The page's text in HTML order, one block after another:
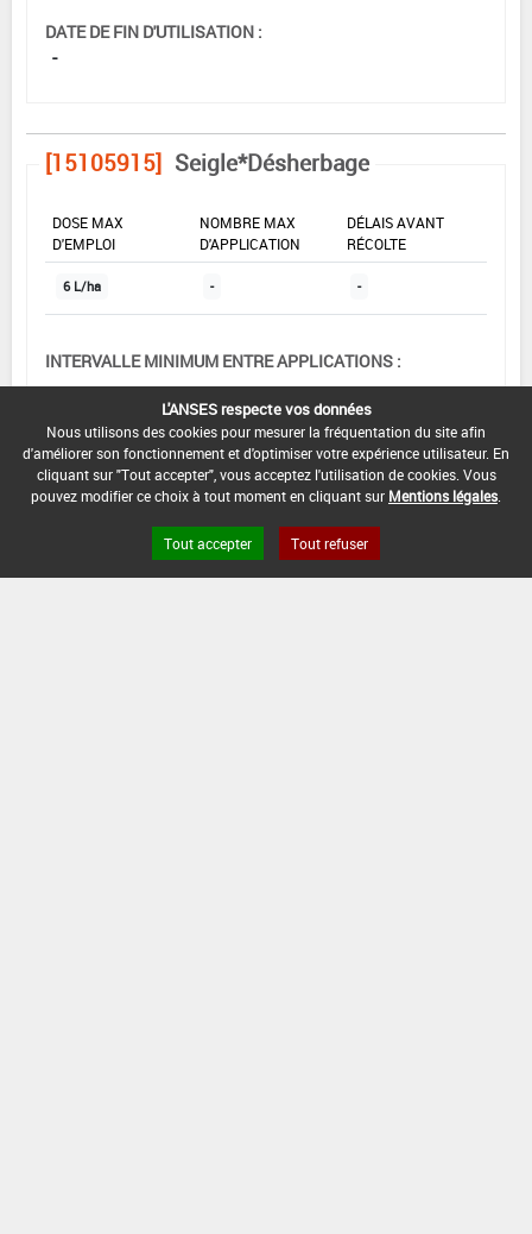
DATE DE FIN D'UTILISATION :
-
[15105915] Seigle*Désherbage
DOSE MAX
D'EMPLOI
NOMBRE MAX
D'APPLICATION
DÉLAIS AVANT
RÉCOLTE
6 L/ha - -
INTERVALLE MINIMUM ENTRE APPLICATIONS :
-
DATE DE RETRAIT DE L'USAGE :
01/11/1987
DATE DE FIN DE DISTRIBUTION :
L'ANSES respecte vos données
Nous utilisons des cookies pour mesurer la fréquentation du site afin
d'améliorer son fonctionnement et d'optimiser votre expérience utilisateur. En
cliquant sur "Tout accepter", vous acceptez l'utilisation de cookies. Vous
pouvez modifier ce choix à tout moment en cliquant sur Mentions légales
Tout accepter Tout refuser